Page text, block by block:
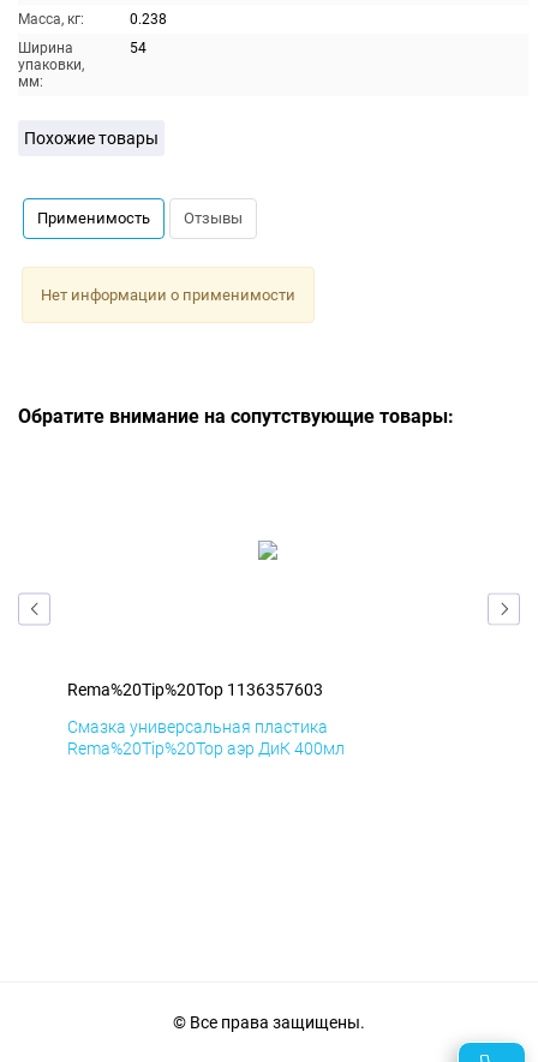
Масса, кг:
0.238
Ширина
упаковки,
мм:
54
Похожие товары
Применимость Отзывы
Нет информации о применимости
Обратите внимание на сопутствующие товары:
Rema%20Tip%20Top 1136357603
Смазка универсальная пластика
Rema%20Tip%20Top аэр ДиК 400мл
© Все права защищены.